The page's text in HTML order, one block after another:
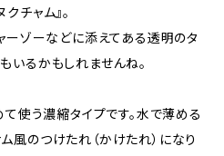
チャム』。
ーゾーなどに添えてある透明のタ
いるかもしれませんね。
使う濃縮タイプです。水で薄める
風のつけたれ（かけたれ）になり